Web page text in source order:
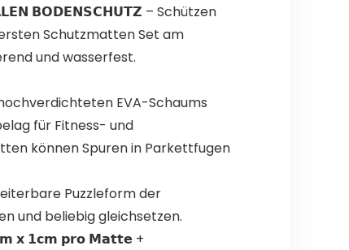
𝗕𝗢𝗗𝗘𝗡𝗦𝗖𝗛𝗨𝗧𝗭 – Schützen
Schutzmatten Set am
und wasserfest.
EVA-Schaums
für Fitness- und
können Spuren in Parkettfugen
Puzzleform der
und beliebig gleichsetzen.
𝘅 𝟭𝗰𝗺 𝗽𝗿𝗼 𝗠𝗮𝘁𝘁𝗲 +